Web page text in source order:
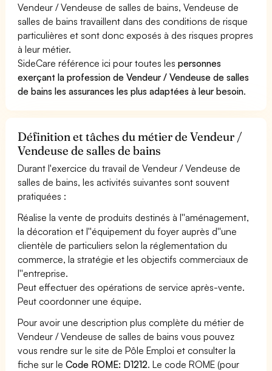
Vendeur / Vendeuse de salles de bains, Vendeuse de
salles de bains travaillent dans des conditions de risque
particulières et sont donc exposés à des risques propres
à leur métier.
SideCare référence ici pour toutes lespersonnes
exerçant la profession de Vendeur / Vendeuse de salles
de bains les assurances les plus adaptées à leur besoin.
Définition et tâches du métier de Vendeur /
Vendeuse de salles de bains
Durant l'exercice du travail de Vendeur / Vendeuse de
salles de bains, les activités suivantes sont souvent
pratiquées :
Réalise la vente de produits destinés à l''aménagement,
la décoration et l''équipement du foyer auprès d''une
clientèle de particuliers selon la réglementation du
commerce, la stratégie et les objectifs commerciaux de
l''entreprise.
Peut effectuer des opérations de service après-vente.
Peut coordonner une équipe.
Pour avoir une description plus complète du métier de
Vendeur / Vendeuse de salles de bains vous pouvez
vous rendre sur le site de Pôle Emploi et consulter la
fiche sur leCode ROME: D1212. Le code ROME (pour